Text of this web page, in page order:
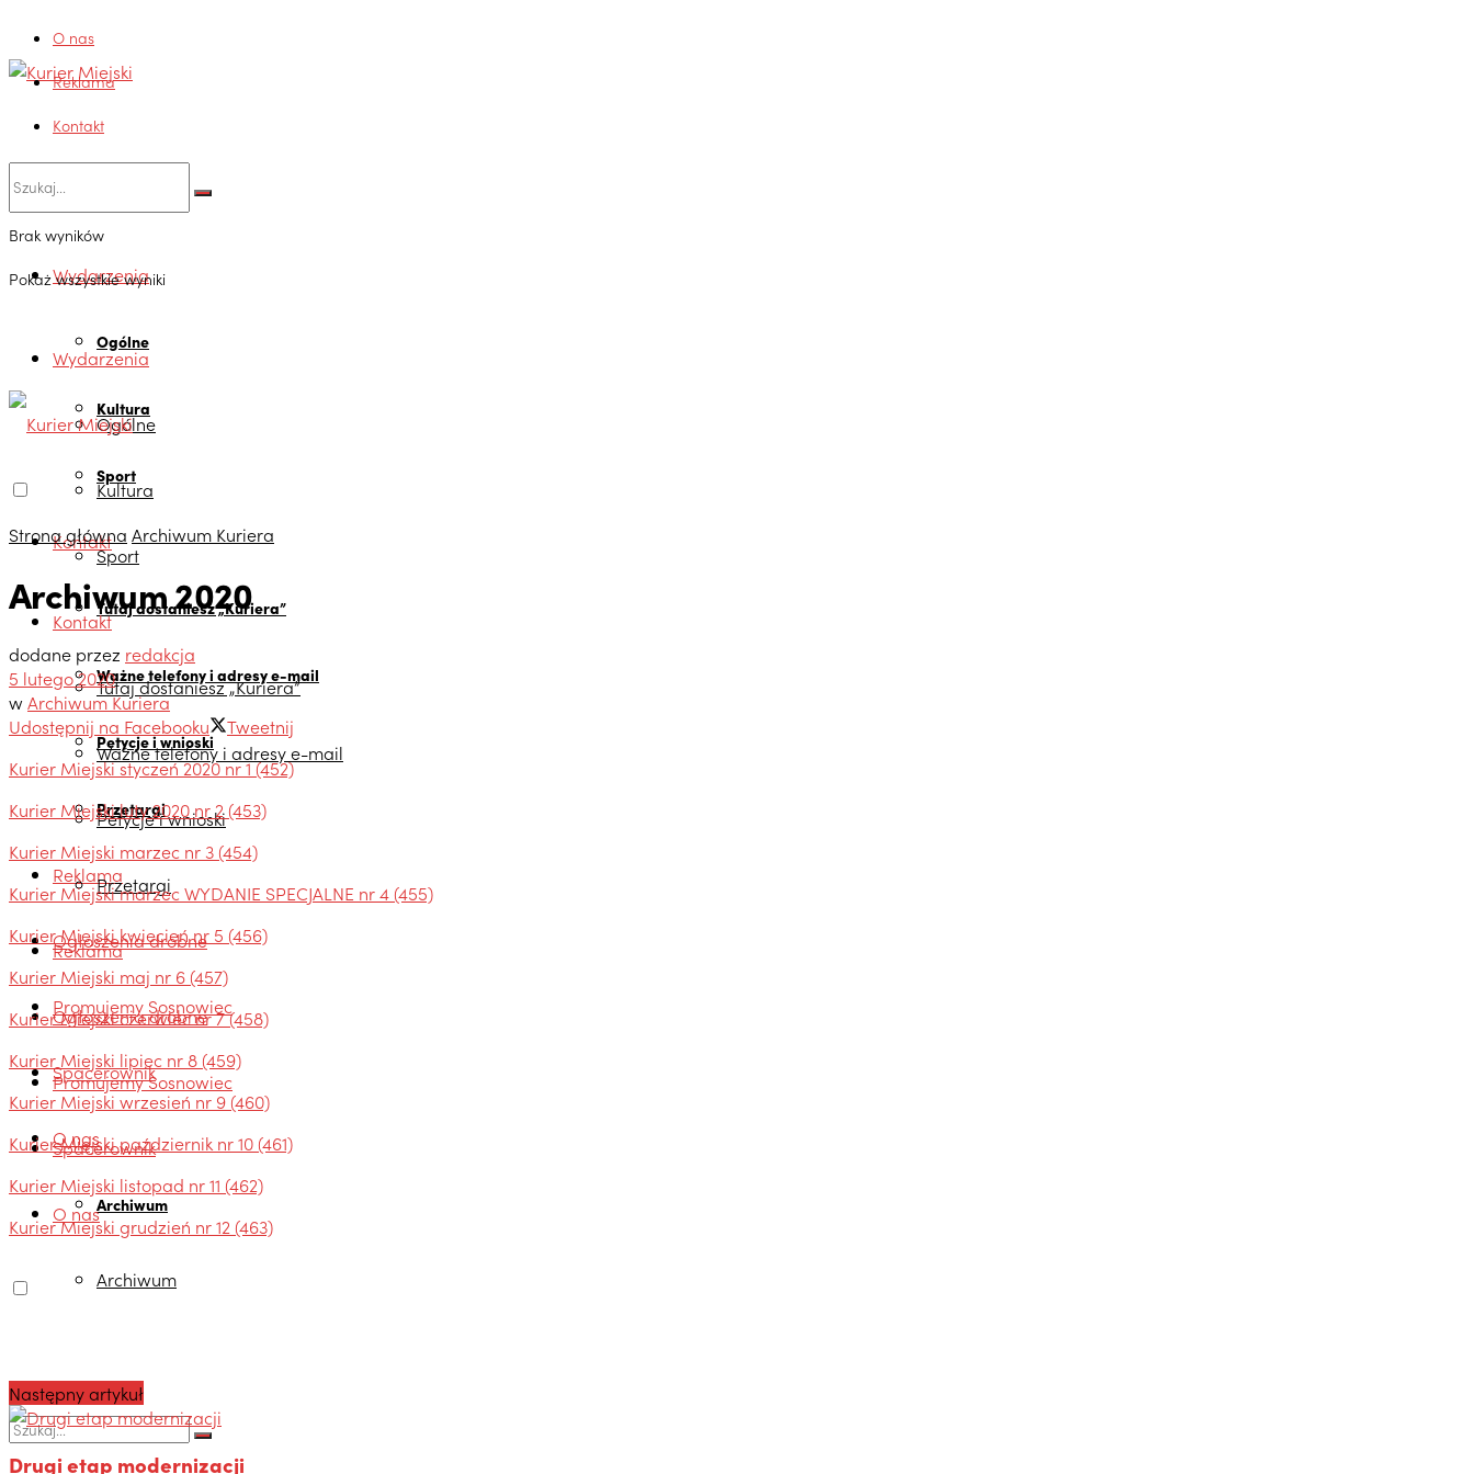
O nas
Reklama
Kontakt
Brak wyników
Pokaż wszystkie wyniki
Wydarzenia
Ogólne
Kultura
Sport
Kontakt
Tutaj dostaniesz „Kuriera”
Ważne telefony i adresy e-mail
Petycje i wnioski
Przetargi
Reklama
Ogłoszenia drobne
Promujemy Sosnowiec
Spacerownik
O nas
Archiwum
Wydarzenia
Ogólne
Kultura
Sport
Kontakt
Tutaj dostaniesz „Kuriera”
Ważne telefony i adresy e-mail
Petycje i wnioski
Przetargi
Reklama
Ogłoszenia drobne
Promujemy Sosnowiec
Spacerownik
O nas
Archiwum
Strona główna Archiwum Kuriera
Archiwum 2020
dodane przez redakcja
5 lutego 2020
wArchiwum Kuriera
Udostępnij na Facebooku
Tweetnij
Kurier Miejski styczeń 2020 nr 1 (452)
Kurier Miejski luty 2020 nr 2 (453)
Kurier Miejski marzec nr 3 (454)
Kurier Miejski marzec WYDANIE SPECJALNE nr 4 (455)
Kurier Miejski kwiecień nr 5 (456)
Kurier Miejski maj nr 6 (457)
Kurier Miejski czerwiec nr 7 (458)
Kurier Miejski lipiec nr 8 (459)
Kurier Miejski wrzesień nr 9 (460)
Kurier Miejski październik nr 10 (461)
Kurier Miejski listopad nr 11 (462)
Kurier Miejski grudzień nr 12 (463)
Następny artykuł
Drugi etap modernizacji